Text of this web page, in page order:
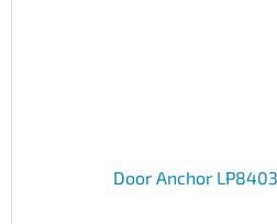
Door Anchor